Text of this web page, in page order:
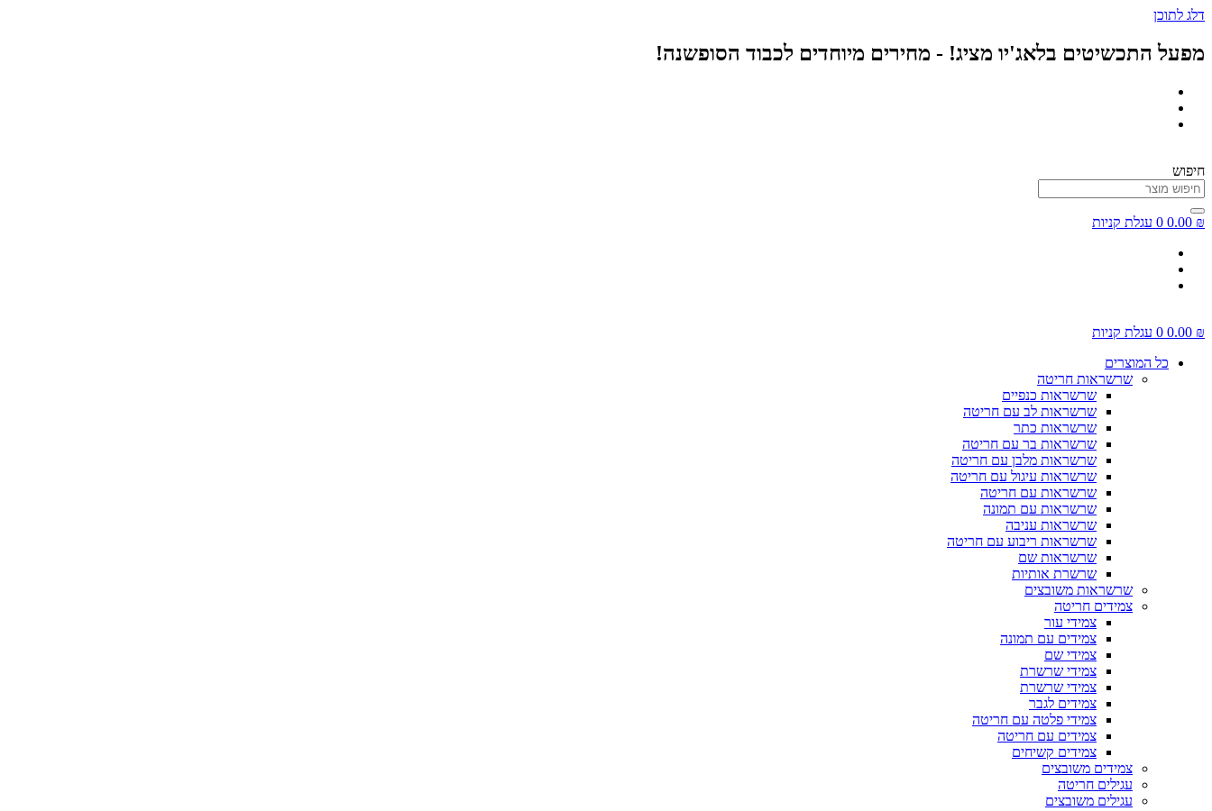
דלג לתוכן
מפעל התכשיטים בלאג'יו מציג! - מחירים מיוחדים לכבוד הסופשנה!
חיפוש
0.00 ₪
0 עגלת קניות
0.00 ₪
0 עגלת קניות
כל המוצרים
שרשראות חריטה
שרשראות כנפיים
שרשראות לב עם חריטה
שרשראות כתר
שרשראות בר עם חריטה
שרשראות מלבן עם חריטה
שרשראות עיגול עם חריטה
שרשראות עם חריטה
שרשראות עם תמונה
שרשראות עניבה
שרשראות ריבוע עם חריטה
שרשראות שם
שרשרת אותיות
שרשראות משובצים
צמידים חריטה
צמידי עור
צמידים עם תמונה
צמידי שם
צמידי שרשרת
צמידי שרשרת
צמידים לגבר
צמידי פלטה עם חריטה
צמידים עם חריטה
צמידים קשיחים
צמידים משובצים
עגילים חריטה
עגילים משובצים